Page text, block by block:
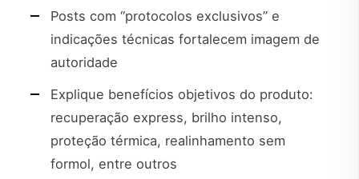
Posts com “protocolos exclusivos” e
indicações técnicas fortalecem imagem de
autoridade
Explique benefícios objetivos do produto:
recuperação express, brilho intenso,
proteção térmica, realinhamento sem
formol, entre outros